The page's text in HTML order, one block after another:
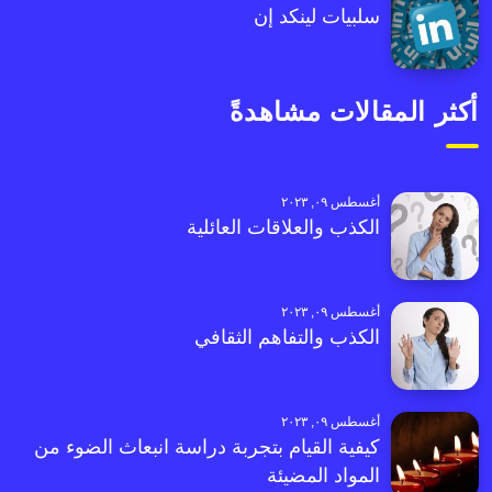
سلبيات لينكد إن
أكثر المقالات مشاهدةً
أغسطس ٠٩, ٢٠٢٣
الكذب والعلاقات العائلية
أغسطس ٠٩, ٢٠٢٣
الكذب والتفاهم الثقافي
أغسطس ٠٩, ٢٠٢٣
كيفية القيام بتجربة دراسة انبعاث الضوء من
المواد المضيئة